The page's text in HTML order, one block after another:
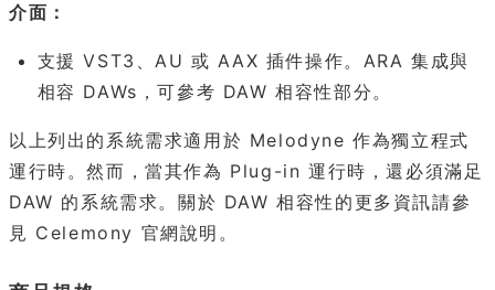
介面：
支援 VST3、AU 或 AAX 插件操作。ARA 集成與
相容 DAWs，可參考 DAW 相容性部分。
以上列出的系統需求適用於 Melodyne 作為獨立程式
運行時。然而，當其作為 Plug-in 運行時，還必須滿足
DAW 的系統需求。關於 DAW 相容性的更多資訊請參
見 Celemony 官網說明。